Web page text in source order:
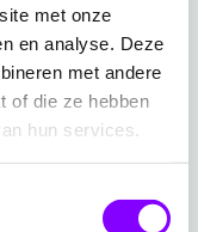
met onze
en analyse. Deze
met andere
of die ze hebben
hun services.
ook de